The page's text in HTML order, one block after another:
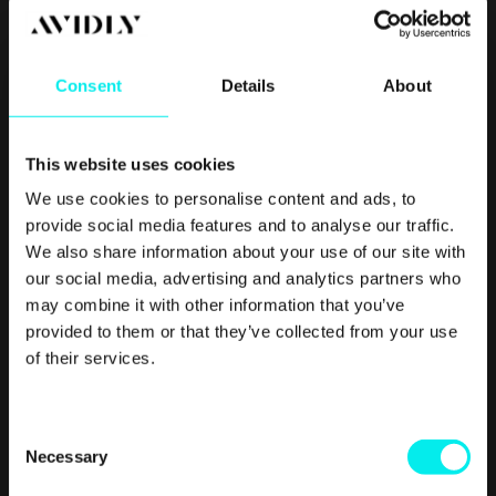
Consent Details About
This website uses cookies
We use cookies to personalise content and ads, to
provide social media features and to analyse our traffic.
We also share information about your use of our site with
our social media, advertising and analytics partners who
may combine it with other information that you’ve
provided to them or that they’ve collected from your use
of their services.
Necessary
Inbound Marketing
Personaer – Hva er det og hvor ofte bør
de oppdateres?
For oss som jobber med markedsføring er det viktig å